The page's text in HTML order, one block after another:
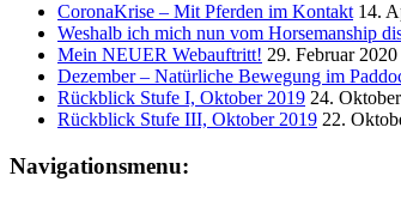
CoronaKrise – Mit Pferden im Kontakt 14.
Weshalb ich mich nun vom Horsemanship
Mein NEUER Webauftritt! 29. Februar 2020
Dezember – Natürliche Bewegung im
Rückblick Stufe I, Oktober 2019 24.
Rückblick Stufe III, Oktober 2019 22.
Navigationsmenu: